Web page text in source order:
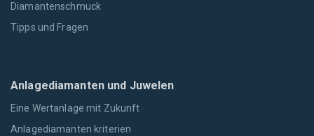
Diamantenschmuck
Tipps und Fragen
Anlagediamanten und Juwelen
Eine Wertanlage mit Zukunft
Anlagediamanten kriterien